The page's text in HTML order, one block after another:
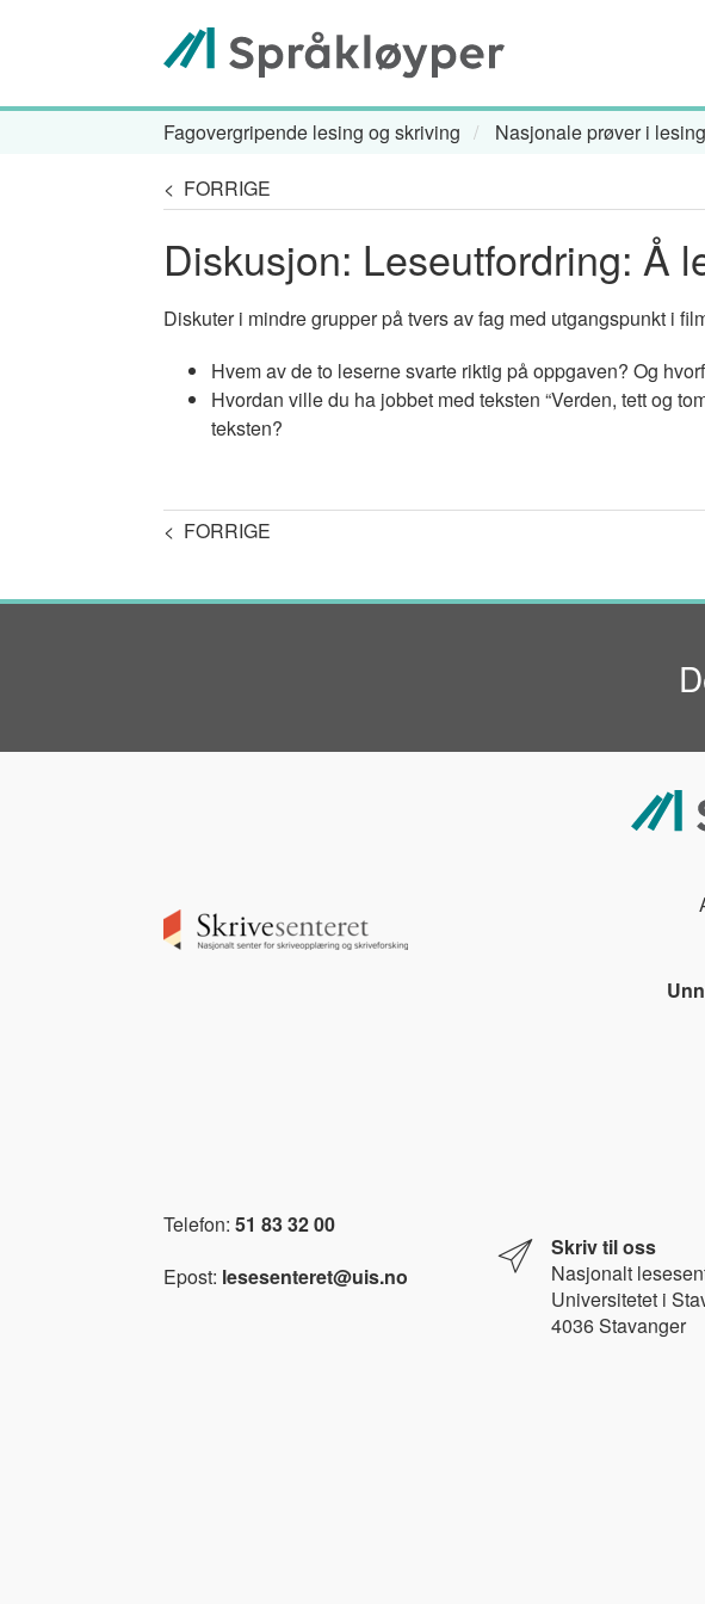
NavigasjonsstiFagovergripende lesing og skriving Nasjonale prøver i
< FORRIGE
Diskusjon: Leseutfordring: Å
Diskuter i mindre grupper på tvers av fag med utgangspunkt i
Hvem av de to leserne svarte riktig på oppgaven? Og
Hvordan ville du ha jobbet med teksten “Verden, tett og
teksten?
< FORRIGE
Image
Telefon: 51 83 32 00
Epost: lesesenteret@uis.no
Skriv til oss
Nasjonalt l
Universitetet i
4036 Stavanger